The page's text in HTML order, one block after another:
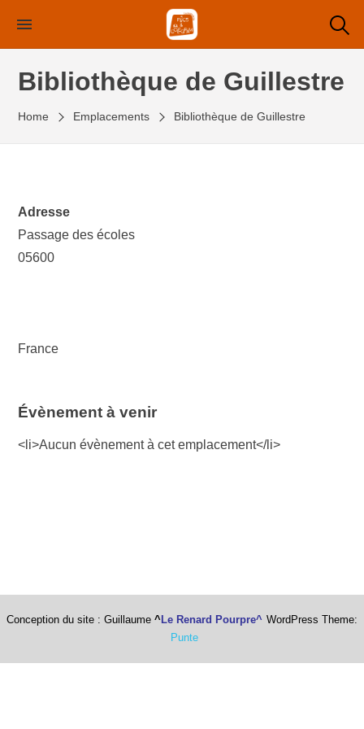
contentBibliothèque de Guillestre
Home Emplacements Bibliothèque de Guillestre
Adresse
Passage des écoles
05600
France
Évènement à venir
<li>Aucun évènement à cet emplacement</li>
Conception du site : Guillaume ^Le Renard Pourpre^ WordPress Theme:
Punte